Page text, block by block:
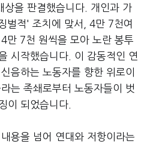
상을 판결했습니다. 개인과 가
벌적' 조치에 맞서, 4만 7천여
만 7천 원씩을 모아 노란 봉투
시작했습니다. 이 감동적인 연
음하는 노동자를 향한 위로이
는 족쇄로부터 노동자들이 벗
이 되었습니다.
용을 넘어 연대와 저항이라는